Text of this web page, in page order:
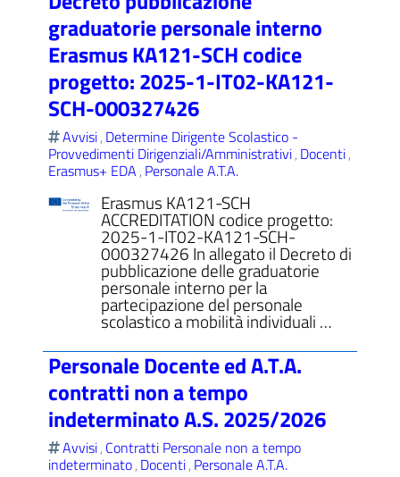
graduatorie personale interno
Erasmus KA121-SCH codice
progetto: 2025-1-IT02-KA121-
SCH-000327426
Avvisi, Determine Dirigente Scolastico -
Provvedimenti Dirigenziali/Amministrativi, Docenti,
Erasmus+ EDA, Personale A.T.A.
Erasmus KA121-SCH
ACCREDITATION codice progetto:
2025-1-IT02-KA121-SCH-
000327426 In allegato il Decreto di
pubblicazione delle graduatorie
personale interno per la
partecipazione del personale
scolastico a mobilità individuali …
Personale Docente ed A.T.A.
contratti non a tempo
indeterminato A.S. 2025/2026
Avvisi, Contratti Personale non a tempo
indeterminato, Docenti, Personale A.T.A.